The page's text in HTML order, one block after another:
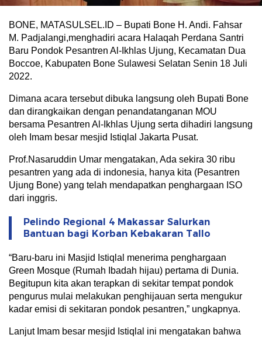
BONE, MATASULSEL.ID – Bupati Bone H. Andi. Fahsar
M. Padjalangi,menghadiri acara Halaqah Perdana Santri
Baru Pondok Pesantren Al-Ikhlas Ujung, Kecamatan Dua
Boccoe, Kabupaten Bone Sulawesi Selatan Senin 18 Juli
2022.
Dimana acara tersebut dibuka langsung oleh Bupati Bone
dan dirangkaikan dengan penandatanganan MOU
bersama Pesantren Al-Ikhlas Ujung serta dihadiri langsung
oleh Imam besar mesjid Istiqlal Jakarta Pusat.
Prof.Nasaruddin Umar mengatakan, Ada sekira 30 ribu
pesantren yang ada di indonesia, hanya kita (Pesantren
Ujung Bone) yang telah mendapatkan penghargaan ISO
dari inggris.
Pelindo Regional 4 Makassar Salurkan
Bantuan bagi Korban Kebakaran Tallo
“Baru-baru ini Masjid Istiqlal menerima penghargaan
Green Mosque (Rumah Ibadah hijau) pertama di Dunia.
Begitupun kita akan terapkan di sekitar tempat pondok
pengurus mulai melakukan penghijauan serta mengukur
kadar emisi di sekitaran pondok pesantren,” ungkapnya.
Lanjut Imam besar mesjid Istiqlal ini mengatakan bahwa